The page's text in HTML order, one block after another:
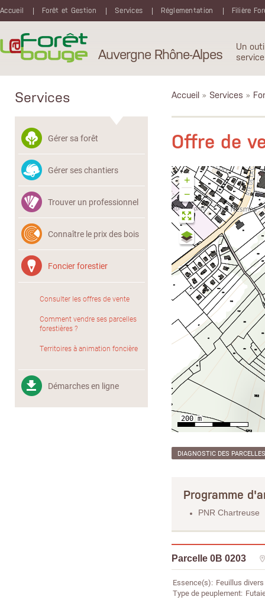
Accueil
Forêt et Gestion Services Réglementation Filière
Auvergne Rhône-Alpes
Un
Services
Gérer sa forêt
Gérer ses chantiers
Trouver un professionnel
Connaître le prix des bois
Foncier forestier
Consulter les offres de vente
Comment vendre ses parcelles
forestières ?
Territoires à animation foncière
Démarches en ligne
Accueil » Services »
Offre de
+
−
DIAGNOSTIC DES PARCELLES
Programme
PNR Chartreuse
Parcelle 0B 0203
Essence(s) Feuillus divers
Type de peuplement